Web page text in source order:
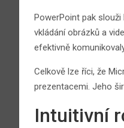
PowerPoint pak
vkládání obrázků a
efektivně
Celkově lze říci, že
prezentacemi. Jeho
Intuitivní